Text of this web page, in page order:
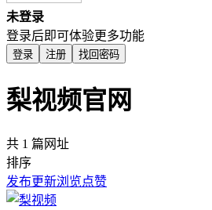
未登录
登录后即可体验更多功能
登录 注册 找回密码
梨视频官网
共 1 篇网址
排序
发布更新浏览点赞